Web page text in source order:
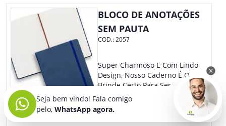
BLOCO DE ANOTAÇÕES
SEM PAUTA
COD.:2057
Super Charmoso E Com Lindo
Design, Nosso Caderno É O
Brinde Certo Para Ser
Personalizado Com Sua
Marca. A Capa Em Couro
Sintético É Resistente, E O
Seja bem vindo! Fala comigo
pelo, WhatsApp agora.